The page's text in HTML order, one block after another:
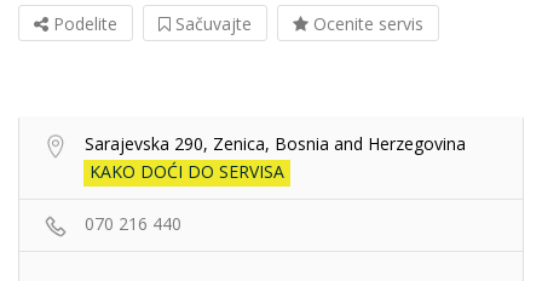
Podelite Sačuvajte Ocenite servis
Sarajevska 290, Zenica, Bosnia and Herzegovina
KAKO DOĆI DO SERVISA
070 216 440